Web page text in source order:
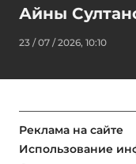
Айны
23 / 07 / 2026, 10:10
Реклама на сайте
Использование